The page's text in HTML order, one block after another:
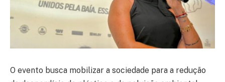
O evento busca mobilizar a sociedade para a redução